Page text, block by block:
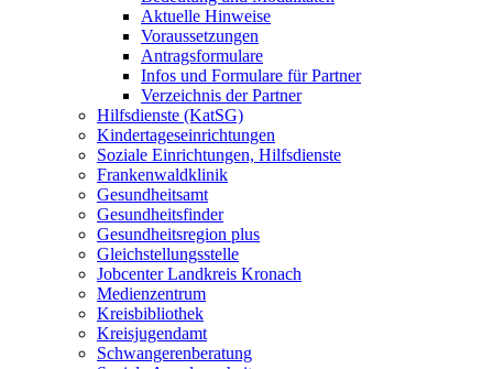
Aktuelle Hinweise
Voraussetzungen
Antragsformulare
Infos und Formulare für Partner
Verzeichnis der Partner
Hilfsdienste (KatSG)
Kindertageseinrichtungen
Soziale Einrichtungen, Hilfsdienste
Frankenwaldklinik
Gesundheitsamt
Gesundheitsfinder
Gesundheitsregion plus
Gleichstellungsstelle
Jobcenter Landkreis Kronach
Medienzentrum
Kreisbibliothek
Kreisjugendamt
Schwangerenberatung